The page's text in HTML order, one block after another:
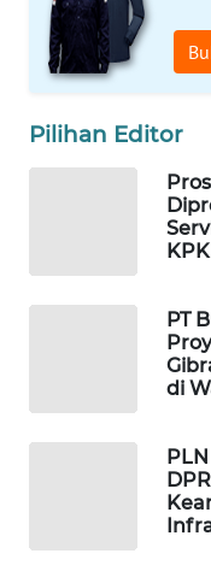
Pilihan Editor
PT
di
WAHANANEWS
NET
SPORT
PERSONA